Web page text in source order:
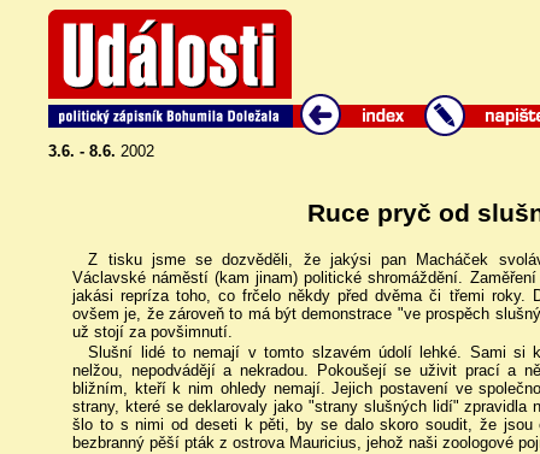
3.6. - 8.6. 2002
Ruce pryč od
Z tisku jsme se dozvěděli, že jakýsi pan Macháček
Václavské náměstí (kam jinam) politické shromáždění.
jakási repríza toho, co frčelo někdy před dvěma či třemi roky.
ovšem je, že zároveň to má být demonstrace "ve prospěch
už stojí za povšimnutí.
Slušní lidé to nemají v tomto slzavém údolí lehké. Sami si
nelžou, nepodvádějí a nekradou. Pokoušejí se uživit prací a
bližním, kteří k nim ohledy nemají. Jejich postavení ve
strany, které se deklarovaly jako "strany slušných lidí" zpravidla
šlo to s nimi od deseti k pěti, by se dalo skoro soudit, že jsou
bezbranný pěší pták z ostrova Mauricius, jehož naši zoologové